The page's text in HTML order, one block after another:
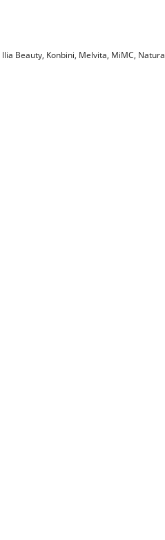
Ilia Beauty, Konbini, Melvita, MiMC,